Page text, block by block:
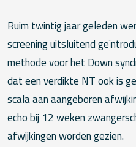
Ruim twintig jaar geleden
screening uitsluitend
methode voor het Down
dat een verdikte NT ook is
scala aan aangeboren
echo bij 12 weken
afwijkingen worden gezien.